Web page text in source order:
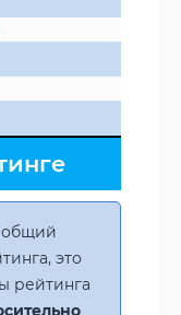
это
рейтинга